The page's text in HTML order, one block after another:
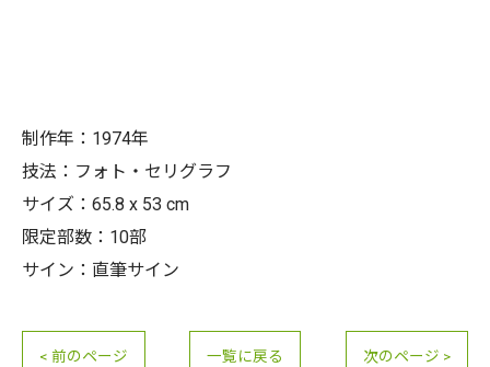
制作年：1974年
技法：フォト・セリグラフ
サイズ：65.8 x 53 cm
限定部数：10部
サイン：直筆サイン
< 前のページ 一覧に戻る 次のページ >